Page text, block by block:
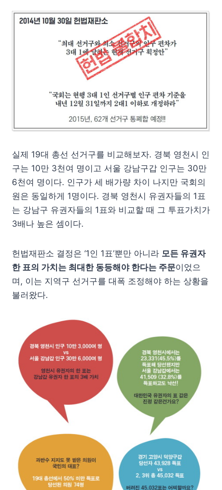
실제 19대 총선 선거구를 비교해보자. 경북 영천시 인
구는 10만 3천여 명이고 서울 강남구갑 인구는 30만
6천여 명이다. 인구가 세 배가량 차이 나지만 국회의
원은 동일하게 1명이다. 경북 영천시 유권자들의 1표
는 강남구 유권자들의 1표와 비교할 때 그 투표가치가
3배나 높은 셈이다.
헌법재판소 결정은 ‘1인 1표’뿐만 아니라 모든 유권자
한 표의 가치는 최대한 동등해야 한다는 주문이었으
며, 이는 지역구 선거구를 대폭 조정해야 하는 상황을
불러왔다.